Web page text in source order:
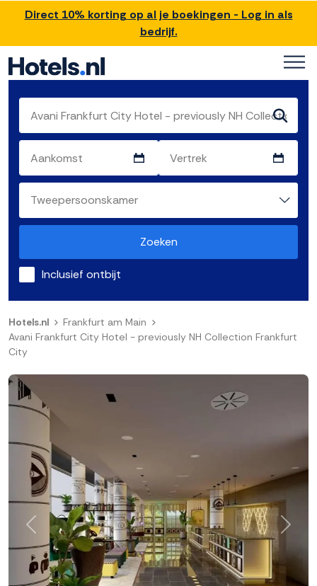
Direct 10% korting op al je boekingen - Log in als
bedrijf.
Zoeken
Inclusief ontbijt
Hotels.nl
Frankfurt am Main
Avani Frankfurt City Hotel - previously NH Collection Frankfurt
City